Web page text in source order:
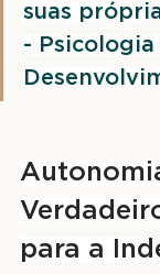
suas
- Psicologia
para a